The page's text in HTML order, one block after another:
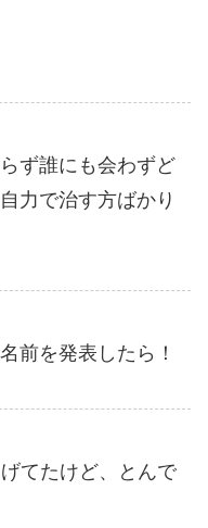
ず誰にも会わずど
力で治す方ばかり
前を発表したら！
てたけど、とんで